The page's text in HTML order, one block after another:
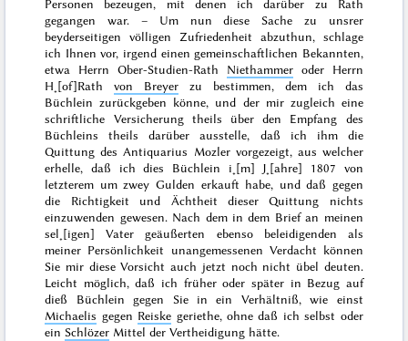
Personen bezeugen, mit denen ich darüber zu Rath
gegangen war. – Um nun dieseSache zu unsrer
beyderseitigen völligen Zufriedenheit abzuthun, schlage
ich Ihnen vor, irgend einen gemeinschaftlichen Bekannten,
etwa Herrn Ober-Studien-Rath Niethammeroder Herrn
H˖[of]Rathvon Breyer zu bestimmen, dem ich das
Büchlein zurückgeben könne, und der mir zugleich eine
schriftliche Versicherung theils über den Empfang des
Büchleins theils darüber ausstelle, daß ich ihm die
Quittung des Antiquarius Mozler vorgezeigt, aus welcher
erhelle, daß ich dies Büchlein i˖[m] J˖[ahre] 1807 von
letzterem um zwey Gulden erkauft habe, und daß gegen
die Richtigkeit und Ächtheit dieser Quittung nichts
einzuwenden gewesen. Nach dem in dem Brief an meinen
sel˖[igen] Vater geäußerten ebenso beleidigenden als
meiner Persönlichkeit unangemessenen Verdacht können
Sie mir diese Vorsicht auch jetzt noch nicht übel deuten.
Leicht möglich, daß ich früher oder später in Bezug auf
dieß Büchlein gegen Sie in ein Verhältniß, wie einst
Michaelis gegen Reiske geriethe, ohne daß ich selbst oder
einSchlözer Mittel der Vertheidigung hätte.